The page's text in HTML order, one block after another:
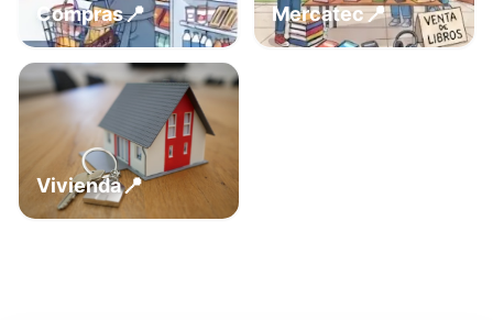
Compras📍 Mercatec📍
Vivienda📍